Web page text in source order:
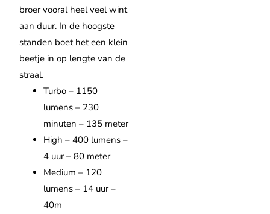
broer vooral heel veel wint
aan duur. In de hoogste
standen boet het een klein
beetje in op lengte van de
straal.
Turbo – 1150
lumens – 230
minuten – 135 meter
High – 400 lumens –
4 uur – 80 meter
Medium – 120
lumens – 14 uur –
40m